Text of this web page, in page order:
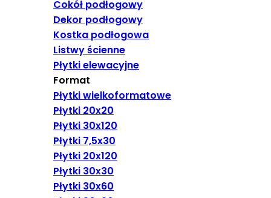
Cokół podłogowy
Dekor podłogowy
Kostka podłogowa
Listwy ścienne
Płytki elewacyjne
Format
Płytki wielkoformatowe
Płytki 20x20
Płytki 30x120
Płytki 7,5x30
Płytki 20x120
Płytki 30x30
Płytki 30x60